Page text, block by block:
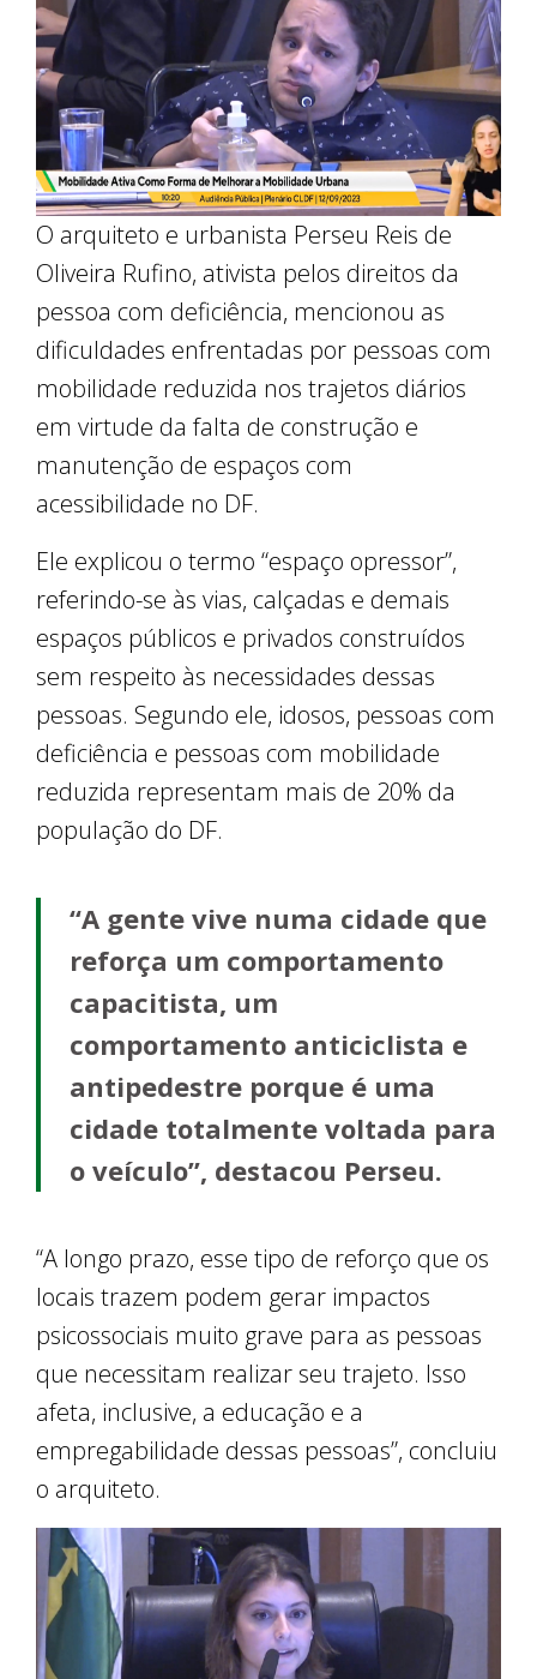
O arquiteto e urbanista Perseu Reis de
Oliveira Rufino, ativista pelos direitos da
pessoa com deficiência, mencionou as
dificuldades enfrentadas por pessoas com
mobilidade reduzida nos trajetos diários
em virtude da falta de construção e
manutenção de espaços com
acessibilidade no DF.
Ele explicou o termo “espaço opressor”,
referindo-se às vias, calçadas e demais
espaços públicos e privados construídos
sem respeito às necessidades dessas
pessoas. Segundo ele, idosos, pessoas com
deficiência e pessoas com mobilidade
reduzida representam mais de 20% da
população do DF.
“A gente vive numa cidade que
reforça um comportamento
capacitista, um
comportamento anticiclista e
antipedestre porque é uma
cidade totalmente voltada para
o veículo”, destacou Perseu.
“A longo prazo, esse tipo de reforço que os
locais trazem podem gerar impactos
psicossociais muito grave para as pessoas
que necessitam realizar seu trajeto. Isso
afeta, inclusive, a educação e a
empregabilidade dessas pessoas”, concluiu
o arquiteto.